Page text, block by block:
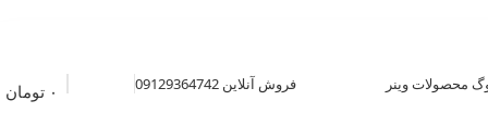
محصولات وینر فروش آنلاین 09129364742 ۰ تومان